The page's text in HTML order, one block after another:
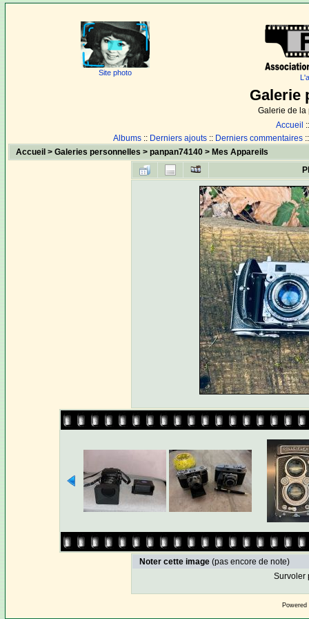
Site photo
Galerie
Galerie de la
Accueil
Albums :: Derniers ajouts :: Derniers commentaires
Accueil >Galeries personnelles >panpan74140 > Mes Appareils
Noter cette image (pas encore de note)
Survoler